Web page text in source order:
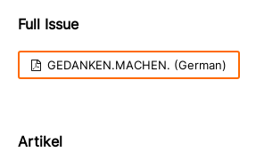
Full Issue
GEDANKEN.MACHEN. (German)
Artikel